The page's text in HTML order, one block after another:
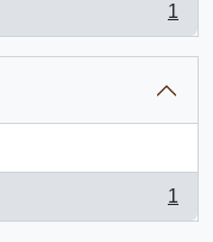
1
1